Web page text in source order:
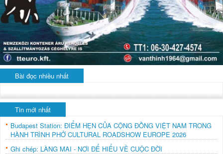
Bài đọc nhiều nhất
Tin mới nhất
Budapest Station: ĐIỂM HẸN CỦA CỘNG ĐỒNG VIỆT NAM TRONG
HÀNH TRÌNH PHỞ CULTURAL ROADSHOW EUROPE 2026
Ghi chép: LÀNG MAI - NƠI ĐỂ HIỂU VỀ CUỘC ĐỜI